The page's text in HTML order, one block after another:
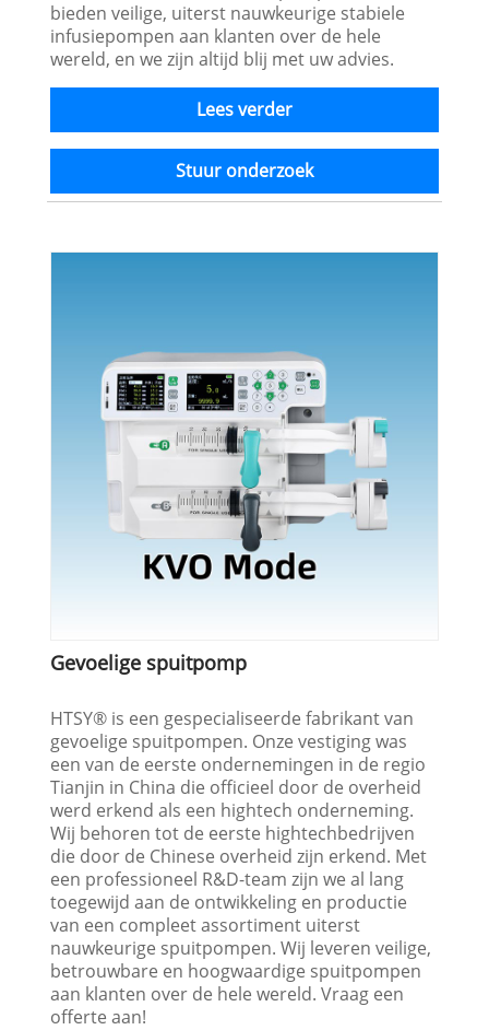
bieden veilige, uiterst nauwkeurige stabiele
infusiepompen aan klanten over de hele
wereld, en we zijn altijd blij met uw advies.
Lees verder
Stuur onderzoek
Gevoelige spuitpomp
HTSY® is een gespecialiseerde fabrikant van
gevoelige spuitpompen. Onze vestiging was
een van de eerste ondernemingen in de regio
Tianjin in China die officieel door de overheid
werd erkend als een hightech onderneming.
Wij behoren tot de eerste hightechbedrijven
die door de Chinese overheid zijn erkend. Met
een professioneel R&D-team zijn we al lang
toegewijd aan de ontwikkeling en productie
van een compleet assortiment uiterst
nauwkeurige spuitpompen. Wij leveren veilige,
betrouwbare en hoogwaardige spuitpompen
aan klanten over de hele wereld. Vraag een
offerte aan!